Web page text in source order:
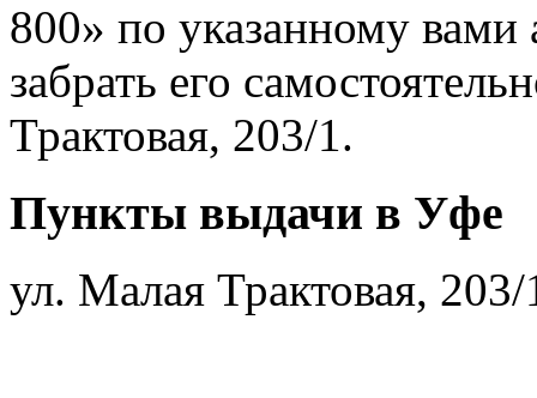
800» по указанному
забрать его
Трактовая, 203/1.
Пункты выдачи в Уфе
ул. Малая Трактовая, 203/